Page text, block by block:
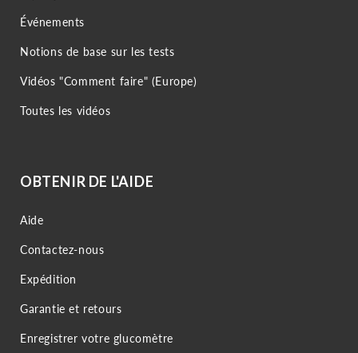
Événements
Notions de base sur les tests
Vidéos "Comment faire" (Europe)
Toutes les vidéos
OBTENIR DE L'AIDE
Aide
Contactez-nous
Expédition
Garantie et retours
Enregistrer votre glucomètre